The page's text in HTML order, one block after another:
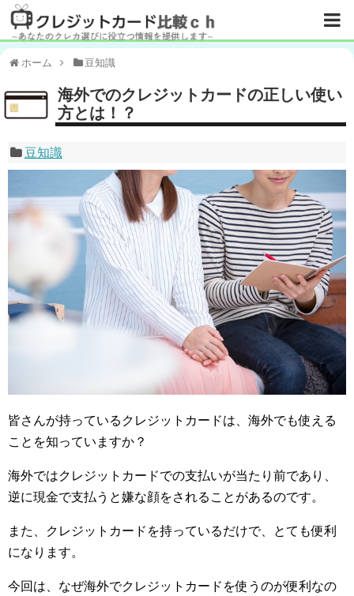
ホーム 豆知識
海外でのクレジットカードの正しい使い
方とは！？
豆知識
皆さんが持っているクレジットカードは、海外でも使える
ことを知っていますか？
海外ではクレジットカードでの支払いが当たり前であり、
逆に現金で支払うと嫌な顔をされることがあるのです。
また、クレジットカードを持っているだけで、とても便利
になります。
今回は、なぜ海外でクレジットカードを使うのが便利なの